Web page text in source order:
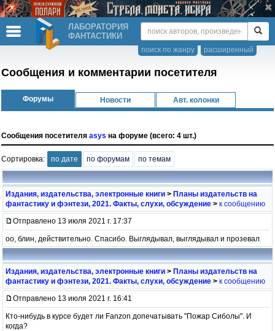
ЛАБОРАТОРИЯ
ФАНТАСТИКИ
расширенный
поиск по жанру
Сообщения и комментарии посетителя
Форумы Новости Авт. колонки
Сообщения посетителя asys на форуме (всего: 4 шт.)
Сортировка: по дате по форумам по темам
Издания, издательства, электронные книги > Планы издательств на
фантастику и фэнтези, 2021. Факты, слухи, обсуждение > к сообщению
Отправлено 13 июля 2021 г. 17:37
оо, блин, действительно. Спасибо. Выглядывал, выглядывал и прозевал
Издания, издательства, электронные книги > Планы издательств на
фантастику и фэнтези, 2021. Факты, слухи, обсуждение > к сообщению
Отправлено 13 июля 2021 г. 16:41
Кто-нибудь в курсе будет ли Fanzon допечатывать "Пожар Сиболы". И
когда?